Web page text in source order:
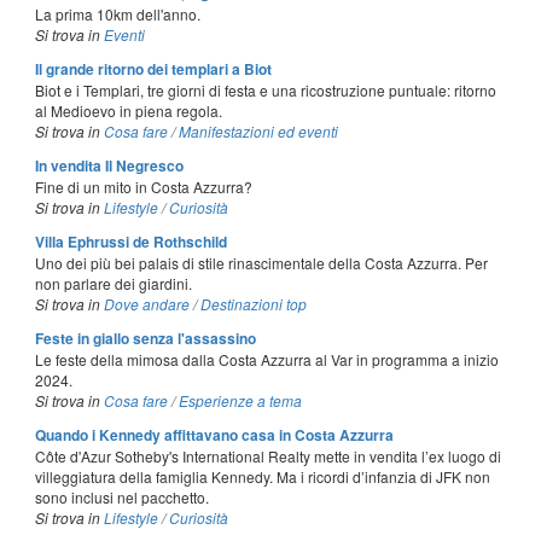
La prima 10km dell'anno.
Si trova in Eventi
Il grande ritorno dei templari a Biot
Biot e i Templari, tre giorni di festa e una ricostruzione puntuale: ritorno
al Medioevo in piena regola.
Si trova in Cosa fare /Manifestazioni ed eventi
In vendita Il Negresco
Fine di un mito in Costa Azzurra?
Si trova in Lifestyle /Curiosità
Villa Ephrussi de Rothschild
Uno dei più bei palais di stile rinascimentale della Costa Azzurra. Per
non parlare dei giardini.
Si trova in Dove andare /Destinazioni top
Feste in giallo senza l'assassino
Le feste della mimosa dalla Costa Azzurra al Var in programma a inizio
2024.
Si trova in Cosa fare /Esperienze a tema
Quando i Kennedy affittavano casa in Costa Azzurra
Côte d'Azur Sotheby's International Realty mette in vendita l’ex luogo di
villeggiatura della famiglia Kennedy. Ma i ricordi d’infanzia di JFK non
sono inclusi nel pacchetto.
Si trova in Lifestyle /Curiosità